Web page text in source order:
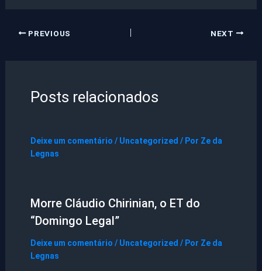
PREVIOUS NEXT
Posts relacionados
Deixe um comentário / Uncategorized / Por Ze da
Legnas
Morre Cláudio Chirinian, o ET do
“Domingo Legal”
Deixe um comentário / Uncategorized / Por Ze da
Legnas